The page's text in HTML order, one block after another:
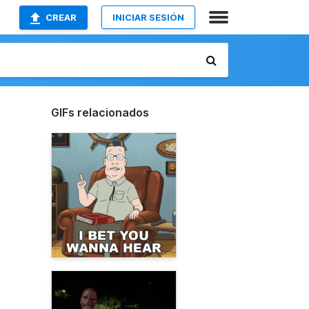
CREAR INICIAR SESIÓN
GIFs relacionados